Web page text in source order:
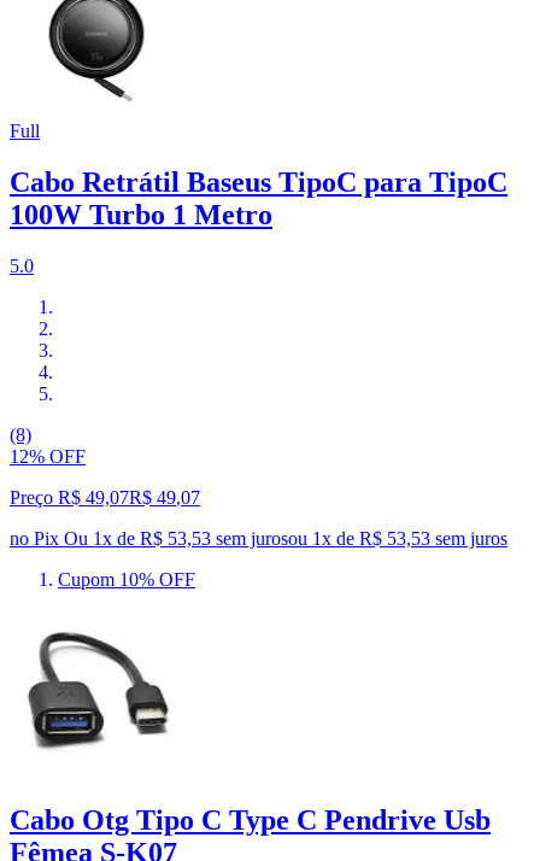
Full
Cabo Retrátil Baseus TipoC para TipoC
100W Turbo 1 Metro
5.0
(8)
12% OFF
Preço R$ 49,07R$ 49,07
no Pix Ou 1x de R$ 53,53 sem jurosou 1x de R$ 53,53 sem juros
Cupom 10% OFF
Cabo Otg Tipo C Type C Pendrive Usb
Fêmea S-K07